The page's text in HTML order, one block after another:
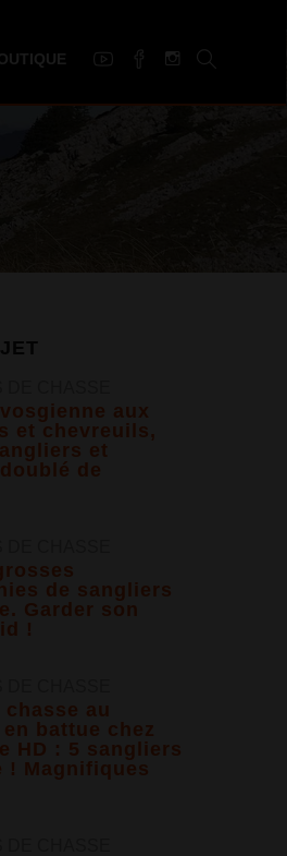
aux
et chevreuils,
et
de
de sangliers
Garder son
!
chasse au
battue chez
HD : 5 sangliers
! Magnifiques